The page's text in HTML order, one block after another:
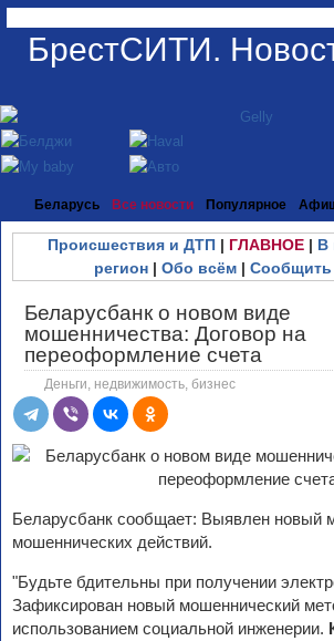
БрестСИТИ.
Беларусь Все новости Популярное
Происшествия и ДТП| ГЛАВНОЕ| В
регион | Обо всём | Сообщить
Беларусбанк о новом виде
мошенничества: Договор на
переоформление счета
Деньги, недвижимость, бизнес
Беларусбанк сообщает: Выявлен новый
мошеннических действий.
"Будьте бдительны при получении
Зафиксирован новый мошеннический
использованием социальной инженерии.